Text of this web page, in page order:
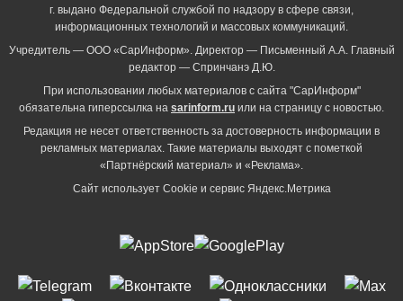
г. выдано Федеральной службой по надзору в сфере связи,
информационных технологий и массовых коммуникаций.
Учредитель — ООО «СарИнформ». Директор — Письменный А.А. Главный
редактор — Спринчанэ Д.Ю.
При использовании любых материалов с сайта "СарИнформ"
обязательна гиперссылка на sarinform.ru или на страницу с новостью.
Редакция не несет ответственность за достоверность информации в
рекламных материалах. Такие материалы выходят с пометкой
«Партнёрский материал» и «Реклама».
Сайт использует Cookie и сервиc Яндекс.Метрика